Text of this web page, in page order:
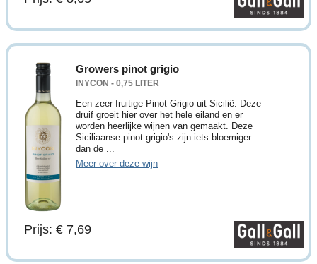
Growers pinot grigio
INYCON - 0,75 LITER
Een zeer fruitige Pinot Grigio uit Sicilië. Deze
druif groeit hier over het hele eiland en er
worden heerlijke wijnen van gemaakt. Deze
Siciliaanse pinot grigio's zijn iets bloemiger
dan de ...
Meer over deze wijn
Prijs: € 7,69